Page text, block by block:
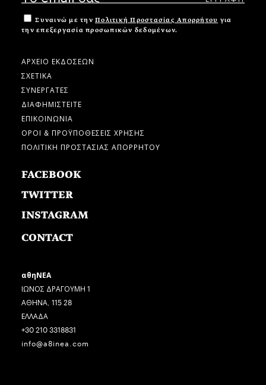
Συναινώ με την Πολιτική Προστασίας Απορρήτου για
την επεξεργασία προσωπικών δεδομένων.
ΑΡΧΕΙΟ ΕΚΔΟΣΕΩΝ
ΣΧΕΤΙΚΑ
ΣΥΝΕΡΓΑΤΕΣ
ΔΙΑΦΗΜΙΣΤΕΙΤΕ
ΕΠΙΚΟΙΝΩΝΙΑ
ΟΡΟΙ & ΠΡΟΫΠΟΘΕΣΕΙΣ ΧΡΗΣΗΣ
ΠΟΛΙΤΙΚΗ ΠΡΟΣΤΑΣΙΑΣ ΑΠΟΡΡΗΤΟΥ
FACEBOOK
TWITTER
INSTAGRAM
CONTACT
αθηΝΕΑ
ΙΩΝΟΣ ΔΡΑΓΟΥΜΗ 1
ΑΘΗΝΑ, 115 28
ΕΛΛΑΔΑ
+30 210 3318831
info@a8inea.com